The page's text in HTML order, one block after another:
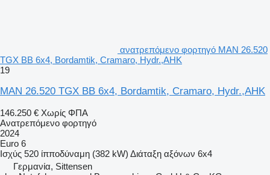
ανατρεπόμενο φορτηγό MAN 26.520
TGX BB 6x4, Bordamtik, Cramaro, Hydr.,AHK
19
MAN 26.520 TGX BB 6x4, Bordamtik, Cramaro, Hydr.,AHK
146.250 € Χωρίς ΦΠΑ
Ανατρεπόμενο φορτηγό
2024
Euro 6
Ισχύς 520 ίπποδύναμη (382 kW) Διάταξη αξόνων 6x4
Γερμανία, Sittensen